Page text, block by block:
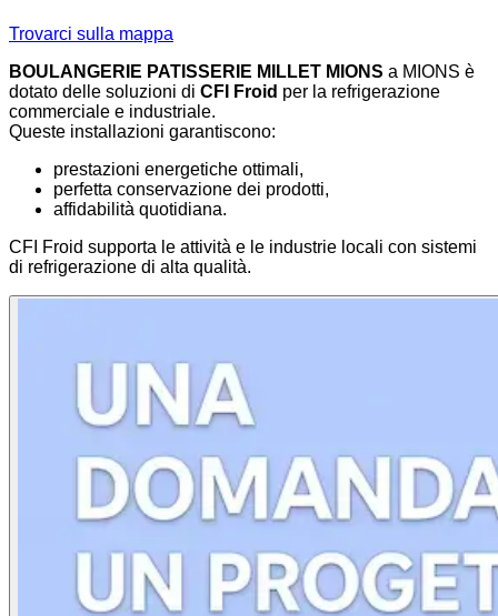
Trovarci sulla mappa
BOULANGERIE PATISSERIE MILLET MIONS a MIONS è
dotato delle soluzioni di CFI Froid per la refrigerazione
commerciale e industriale.
Queste installazioni garantiscono:
prestazioni energetiche ottimali,
perfetta conservazione dei prodotti,
affidabilità quotidiana.
CFI Froid supporta le attività e le industrie locali con sistemi
di refrigerazione di alta qualità.